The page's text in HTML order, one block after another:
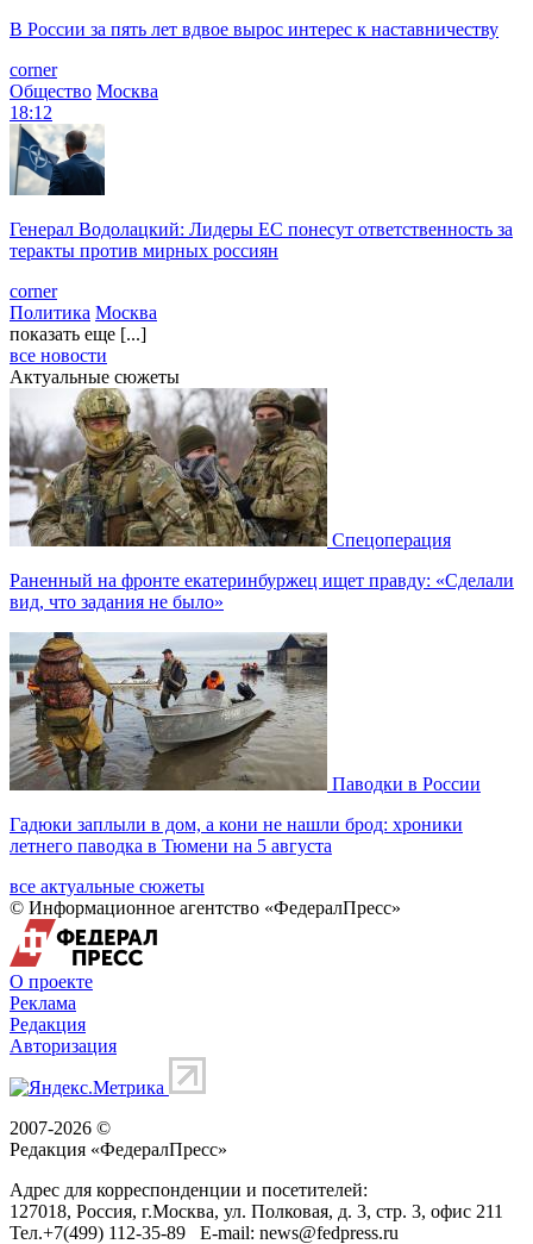
В России за пять лет вдвое вырос интерес к наставничеству
corner
Общество Москва
18:12
Генерал Водолацкий: Лидеры ЕС понесут ответственность за
теракты против мирных россиян
corner
Политика Москва
показать еще [...]
все новости
Актуальные сюжеты
Спецоперация
Раненный на фронте екатеринбуржец ищет правду: «Сделали
вид, что задания не было»
Паводки в России
Гадюки заплыли в дом, а кони не нашли брод: хроники
летнего паводка в Тюмени на 5 августа
все актуальные сюжеты
© Информационное агентство «ФедералПресс»
О проекте
Реклама
Редакция
Авторизация
2007-2026 ©
Редакция «ФедералПресс»
Адрес для корреспонденции и посетителей:
127018, Россия, г.Москва, ул. Полковая, д. 3, стр. 3, офис 211
Тел.+7(499) 112-35-89 E-mail: news@fedpress.ru